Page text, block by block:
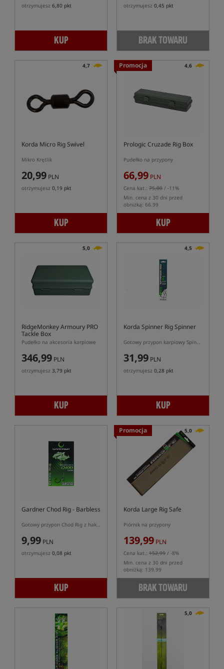
otrzymujesz 6,80 pkt
KUP
otrzymujesz 0,45 pkt
BRAK TOWARU
4,7
Korda Micro Rig Swivel
Mikro Krętlik
20,99 PLN
otrzymujesz 0,19 pkt
KUP
Promocja 4,6
Prologic Cruzade Rig Box
Pudełko na przypony
66,99 PLN
Cena kat.: 75,00 / -11%
Min. cena z 30 dni przed
obniżką: 66.99
KUP
5,0
RidgeMonkey Armoury PRO
Tackle Box
Pudełko na akcesoria karpiowe
346,99 PLN
otrzymujesz 3,79 pkt
KUP
4,5
Korda Spinner Rig Spinner
Gotowy przypon karpiowy Spinner Rig z hakiem Spinner
31,99 PLN
otrzymujesz 0,28 pkt
KUP
Gardner Chod Rig - Barbless
Gotowy przypon Chod Rig z hakiem bezzadziorowym
9,99 PLN
otrzymujesz 0,08 pkt
KUP
Promocja 5,0
Korda Large Rig Safe
Piórnik na przypony
139,99 PLN
Cena kat.: 152,99 / -8%
Min. cena z 30 dni przed
obniżką: 139.99
BRAK TOWARU
5,0